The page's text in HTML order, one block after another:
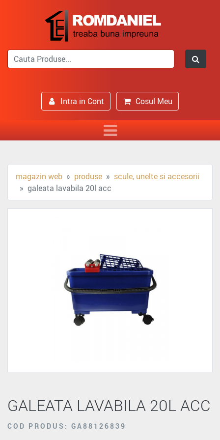
Intra in Cont Cosul Meu
magazin web produse
scule, unelte si accesorii
galeata lavabila 20l acc
GALEATA LAVABILA 20L ACC
COD PRODUS: GA88126839